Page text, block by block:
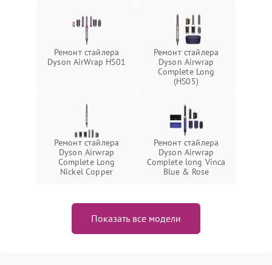
Ремонт стайлера
Dyson AirWrap HS01
Ремонт стайлера
Dyson Airwrap
Complete Long
(HS05)
Ремонт стайлера
Dyson Airwrap
Complete Long
Nickel Copper
Ремонт стайлера
Dyson Airwrap
Complete long Vinca
Blue & Rose
Показать все модели